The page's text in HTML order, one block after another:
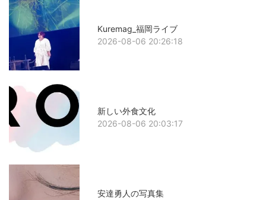
Kuremag_福岡ライブ
2026-08-06 20:26:18
新しい外食文化
2026-08-06 20:03:17
安達勇人の写真集